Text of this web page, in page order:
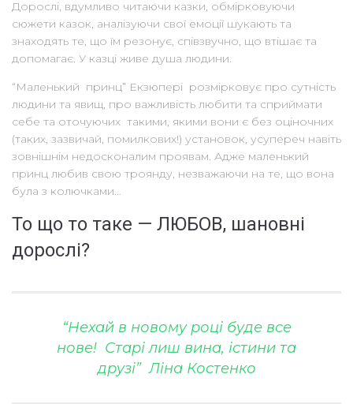
Дорослі, вдумливо читаючи казки, обмірковуючи
сюжети казок, аналізуючи свої емоції шукають та
знаходять те, що їм резонує, співзвучно, що втішає та
допомагає. У казці живе душа людини.
“Маленький принц” Екзюпері розмірковує про сутність
людини та явищ, про важливість любити та сприймати
себе та оточуючих такими, якими вони є без оціночних
(таких, зазвичай, помилкових!) установок, усупереч навіть
зовнішнім недосконалим проявам. Адже маленький
принц любив свою троянду, незважаючи на те, що вона
була з колючками…
То що то таке — ЛЮБОВ, шановні
дорослі?
“Нехай в новому році буде все
нове! Старі лиш вина, істини та
друзі” Ліна Костенко